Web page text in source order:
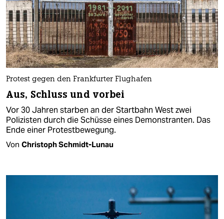
Protest gegen den Frankfurter Flughafen
Aus, Schluss und vorbei
Vor 30 Jahren starben an der Startbahn West zwei
Polizisten durch die Schüsse eines Demonstranten. Das
Ende einer Protestbewegung.
Von Christoph Schmidt-Lunau